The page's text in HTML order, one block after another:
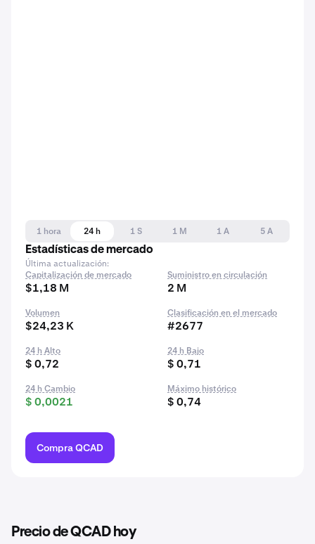
1 hora 24 h 1 S 1 M 1 A
5 A
Estadísticas de mercado
Última actualización:
Capitalización de mercado
$1,18 M
Suministro en circulación
2 M
Volumen
$24,23 K
Clasificación en el mercado
#2677
24 h Alto
$ 0,72
24 h Bajo
$ 0,71
24 h Cambio
$ 0,0021
Máximo histórico
$ 0,74
Compra QCAD
Precio de QCAD hoy